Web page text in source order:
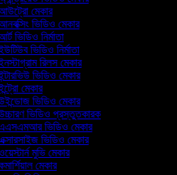
মেকার
ভিডিও মেকার
ভিডিও নির্মাতা
ভিডিও নির্মাতা
রিলস মেকার
ভিডিও মেকার
মেকার
ভিডিও মেকার
ভিডিও প্রস্তুতকারক
ভিডিও মেকার
ভিডিও মেকার
মুভি মেকার
মেকার